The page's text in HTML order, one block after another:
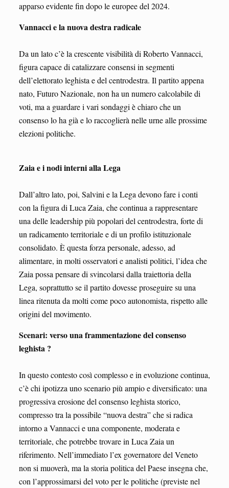
apparso evidente fin dopo le europee del 2024.
Vannacci e la nuova destra radicale
Da un lato c’è la crescente visibilità di Roberto Vannacci,
figura capace di catalizzare consensi in segmenti
dell’elettorato leghista e del centrodestra. Il partito appena
nato, Futuro Nazionale, non ha un numero calcolabile di
voti, ma a guardare i vari sondaggi è chiaro che un
consenso lo ha già e lo raccoglierà nelle urne alle prossime
elezioni politiche.
Zaia e i nodi interni alla Lega
Dall’altro lato, poi, Salvini e la Lega devono fare i conti
con la figura di Luca Zaia, che continua a rappresentare
una delle leadership più popolari del centrodestra, forte di
un radicamento territoriale e di un profilo istituzionale
consolidato. È questa forza personale, adesso, ad
alimentare, in molti osservatori e analisti politici, l’idea che
Zaia possa pensare di svincolarsi dalla traiettoria della
Lega, soprattutto se il partito dovesse proseguire su una
linea ritenuta da molti come poco autonomista, rispetto alle
origini del movimento.
Scenari: verso una frammentazione del consenso
leghista ?
In questo contesto così complesso e in evoluzione continua,
c’è chi ipotizza uno scenario più ampio e diversificato: una
progressiva erosione del consenso leghista storico,
compresso tra la possibile “nuova destra” che si radica
intorno a Vannacci e una componente, moderata e
territoriale, che potrebbe trovare in Luca Zaia un
riferimento. Nell’immediato l’ex governatore del Veneto
non si muoverà, ma la storia politica del Paese insegna che,
con l’approssimarsi del voto per le politiche (previste nel